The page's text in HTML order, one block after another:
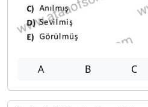
A B C